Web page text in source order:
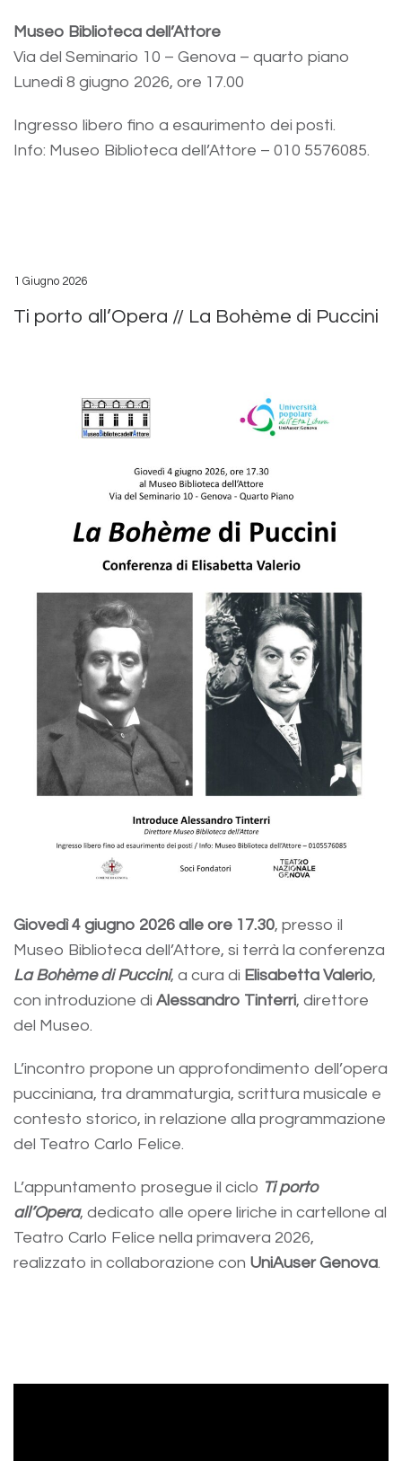
Museo Biblioteca dell’Attore
Via del Seminario 10 – Genova – quarto piano
Lunedì 8 giugno 2026, ore 17.00
Ingresso libero fino a esaurimento dei posti.
Info: Museo Biblioteca dell’Attore – 010 5576085.
1 Giugno 2026
Ti porto all’Opera // La Bohème di Puccini
Giovedì 4 giugno 2026 alle ore 17.30, presso il
Museo Biblioteca dell’Attore, si terrà la conferenza
La Bohème di Puccini, a cura di Elisabetta Valerio,
con introduzione di Alessandro Tinterri, direttore
del Museo.
L’incontro propone un approfondimento dell’opera
pucciniana, tra drammaturgia, scrittura musicale e
contesto storico, in relazione alla programmazione
del Teatro Carlo Felice.
L’appuntamento prosegue il ciclo Ti porto
all’Opera, dedicato alle opere liriche in cartellone al
Teatro Carlo Felice nella primavera 2026,
realizzato in collaborazione con UniAuser Genova.